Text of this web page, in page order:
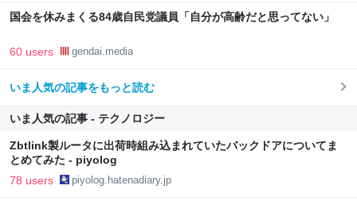
国会を休みまくる84歳自民党議員「自分が高齢だと思ってない」
60 users gendai.media
いま人気の記事をもっと読む
いま人気の記事 - テクノロジー
Zbtlink製ルータに出荷時組み込まれていたバックドアについてま
とめてみた - piyolog
78 users piyolog.hatenadiary.jp